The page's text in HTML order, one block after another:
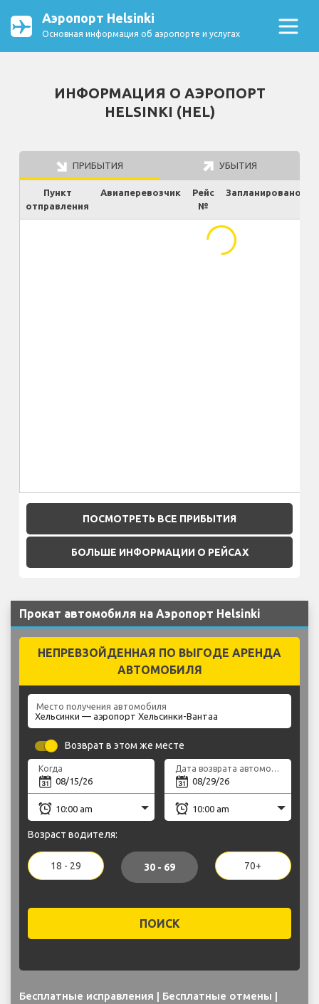
Аэропорт Helsinki
Основная информация об аэропорте и услугах
ИНФОРМАЦИЯ О АЭРОПОРТ
HELSINKI (HEL)
ПРИБЫТИЯ УБЫТИЯ
Пункт
отправления
Авиаперевозчик
Рейс
№
Запланировано
...
ПОСМОТРЕТЬ ВСЕ ПРИБЫТИЯ
БОЛЬШЕ ИНФОРМАЦИИ О РЕЙСАХ
Прокат автомобиля на Аэропорт Helsinki
НЕПРЕВЗОЙДЕННАЯ ПО ВЫГОДЕ АРЕНДА
АВТОМОБИЛЯ
Место получения автомобиля
Возврат в этом же месте
Когда
Возраст водителя:
18 - 29 30 - 69 70+
ПОИСК
Бесплатные исправления | Бесплатные отмены |